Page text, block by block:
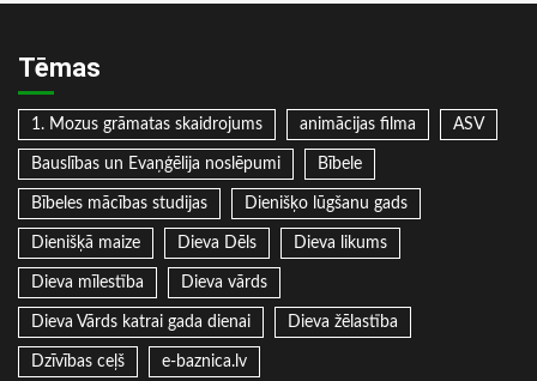
Tēmas
1. Mozus grāmatas skaidrojums animācijas filma ASV
Bauslības un Evaņģēlija noslēpumi Bībele
Bībeles mācības studijas Dienišķo lūgšanu gads
Dienišķā maize Dieva Dēls Dieva likums
Dieva mīlestība Dieva vārds
Dieva Vārds katrai gada dienai Dieva žēlastība
Dzīvības ceļš e-baznica.lv